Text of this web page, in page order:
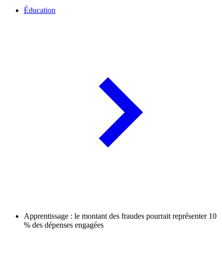
Éducation
Apprentissage : le montant des fraudes pourrait représenter 10
% des dépenses engagées